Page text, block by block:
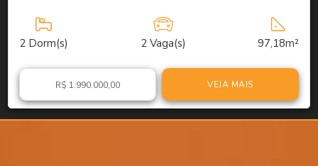
2 Dorm(s) 2Vaga(s) 97,18m²
R$ 1.990.000,00 VEJA MAIS